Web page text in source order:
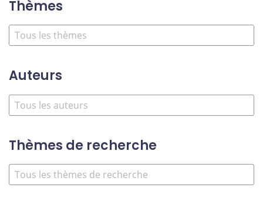
Thèmes
Auteurs
Thèmes de recherche